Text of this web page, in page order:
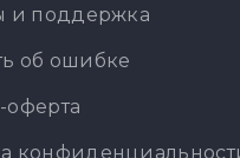
и поддержка
об ошибке
оферта